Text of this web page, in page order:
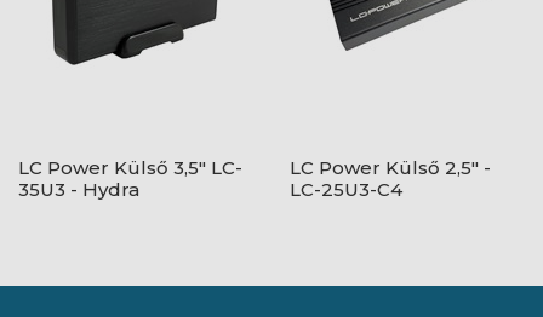
LC Power Külső 3,5" LC-
35U3 - Hydra
LC Power Külső 2,5" -
LC-25U3-C4